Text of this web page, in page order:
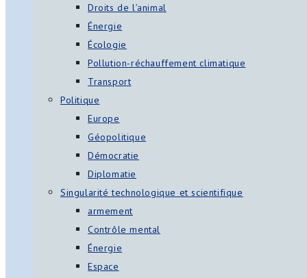
Droits de l’animal
Énergie
Écologie
Pollution-réchauffement climatique
Transport
Politique
Europe
Géopolitique
Démocratie
Diplomatie
Singularité technologique et scientifique
armement
Contrôle mental
Énergie
Espace